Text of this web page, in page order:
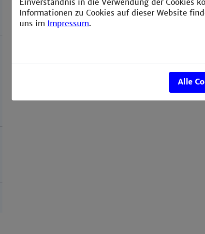
Einverständnis in die Verwendung der Cookies
Informationen zu Cookies auf dieser Website
uns im Impressum.
Alle